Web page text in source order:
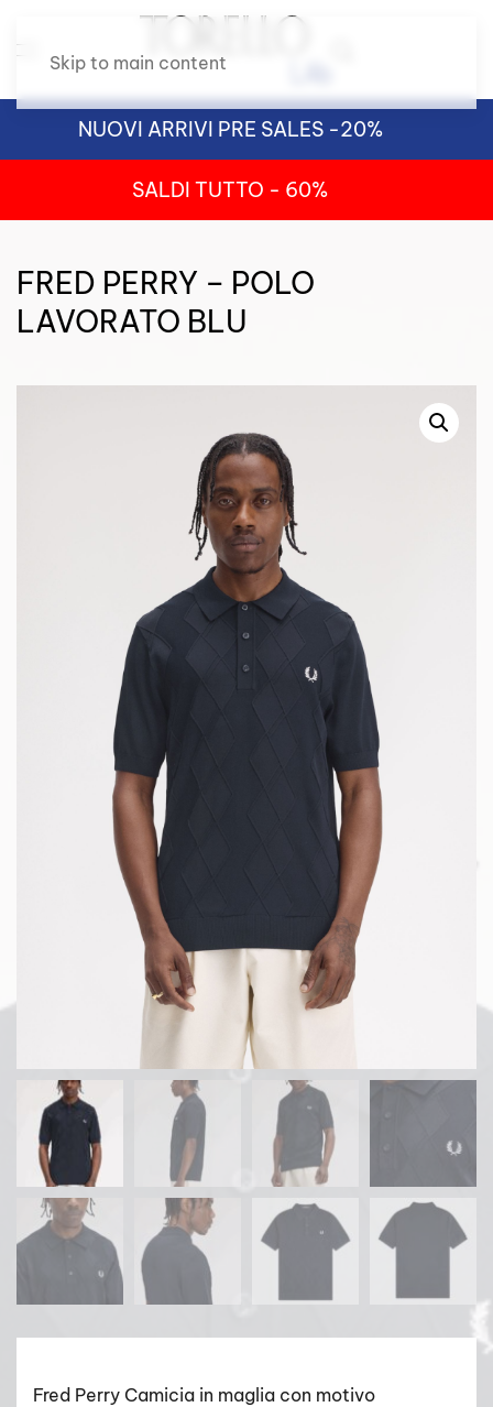
Skip to main content
NUOVI ARRIVI PRE SALES -20%
SALDI TUTTO - 60%
FRED PERRY – POLO
LAVORATO BLU
Fred Perry Camicia in maglia con motivo